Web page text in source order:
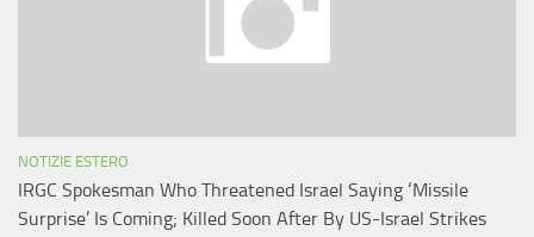
NOTIZIE ESTERO
IRGC Spokesman Who Threatened Israel Saying ‘Missile
Surprise’ Is Coming; Killed Soon After By US-Israel Strikes